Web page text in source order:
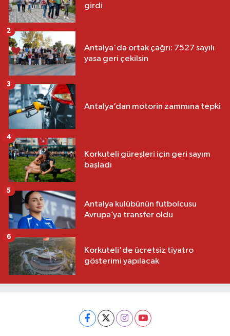
girdi
Antalya'da ortak çağrı: 7527 sayılı
yasa geri çekilsin
2
Antalya’dan motorin zammına tepki
3
Korkuteli güreşleri için geri sayım
başladı
4
Antalya kulübünün futbolcusu
Avrupa’ya transfer oldu
5
Korkuteli'de ücretsiz tiyatro
gösterimi yapılacak
6